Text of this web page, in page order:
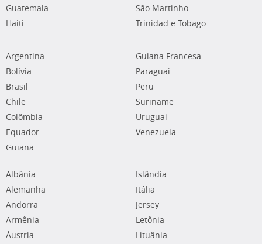
Guatemala
Haiti
São Martinho
Trinidad e Tobago
Argentina
Bolívia
Brasil
Chile
Colômbia
Equador
Guiana
Guiana Francesa
Paraguai
Peru
Suriname
Uruguai
Venezuela
Albânia
Alemanha
Andorra
Armênia
Áustria
Islândia
Itália
Jersey
Letônia
Lituânia